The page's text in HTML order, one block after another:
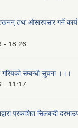
तथा ओसारपसार गर्ने कार्य
- 18:26
सम्बन्धी सुचना ।।।
- 11:17
प्रकाशित सिलबन्दी